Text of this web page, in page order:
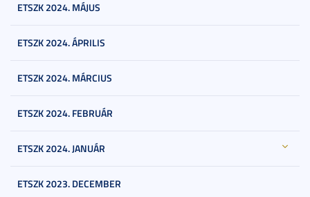
ETSZK 2024. MÁJUS
ETSZK 2024. ÁPRILIS
ETSZK 2024. MÁRCIUS
ETSZK 2024. FEBRUÁR
ETSZK 2024. JANUÁR
ETSZK 2023. DECEMBER